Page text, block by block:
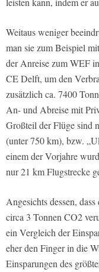
Weitaus weniger
man sie zum Beispiel
der Anreise zum WEF
CE Delft, um den
zusätzlich ca. 7400
An- und Abreise mit
Großteil der Flüge sind
(unter 750 km), bzw.
einem der Vorjahre
nur 21 km Flugstrecke
Angesichts dessen,
circa 3 Tonnen CO2
ein Vergleich der
eher den Finger in die
Einsparungen des